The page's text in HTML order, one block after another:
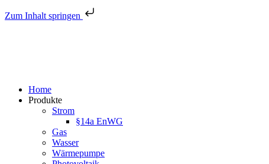
Zum Inhalt springen
Home
Produkte
Strom
§14a EnWG
Gas
Wasser
Wärmepumpe